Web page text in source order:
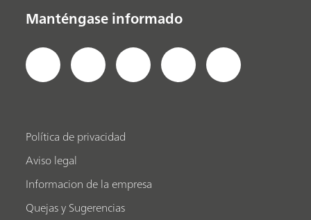
Manténgase informado
Política de privacidad
Aviso legal
Informacion de la empresa
Quejas y Sugerencias